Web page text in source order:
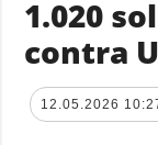
TODAS LAS
CATEGORÍAS
Guerra
1.020
contra
12.05.2026